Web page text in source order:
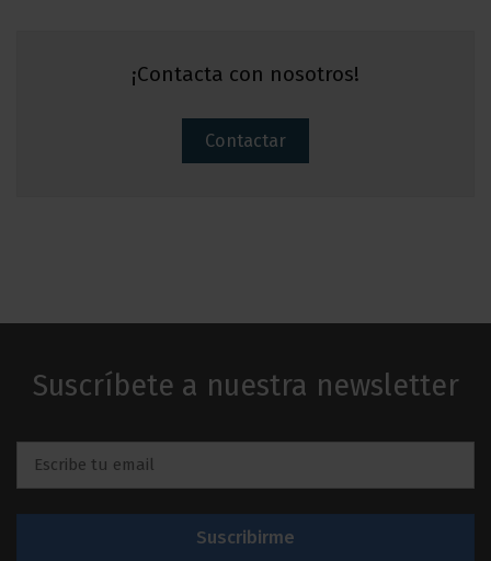
¡Contacta con nosotros!
Contactar
Suscríbete a nuestra newsletter